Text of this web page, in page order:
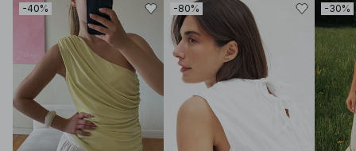
-40% -80% -30%